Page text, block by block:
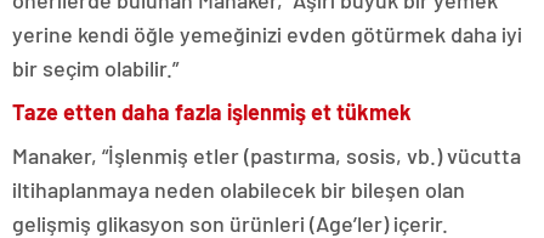
yerine kendi öğle yemeğinizi evden götürmek daha iyi
bir seçim olabilir.”
Taze etten daha fazla işlenmiş et tükmek
Manaker, “İşlenmiş etler (pastırma, sosis, vb.) vücutta
iltihaplanmaya neden olabilecek bir bileşen olan
gelişmiş glikasyon son ürünleri (Age’ler) içerir.